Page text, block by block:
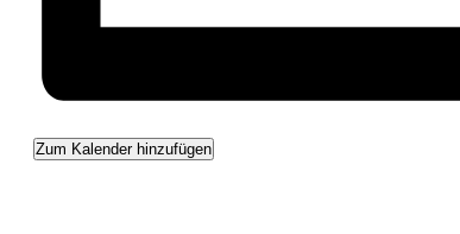
Zum Kalender hinzufügen